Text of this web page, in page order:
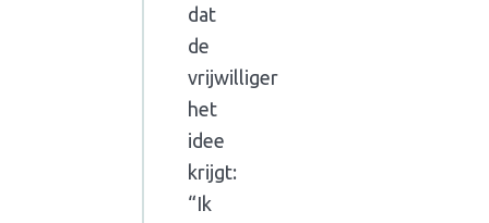
dat
de
vrijwilliger
het
idee
krijgt:
“Ik